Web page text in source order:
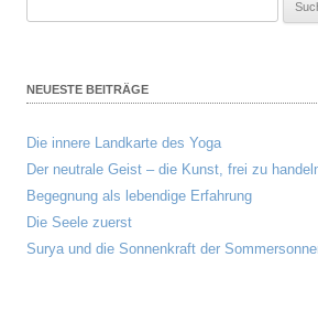
NEUESTE BEITRÄGE
Die innere Landkarte des Yoga
Der neutrale Geist – die Kunst, frei zu
Begegnung als lebendige Erfahrung
Die Seele zuerst
Surya und die Sonnenkraft der